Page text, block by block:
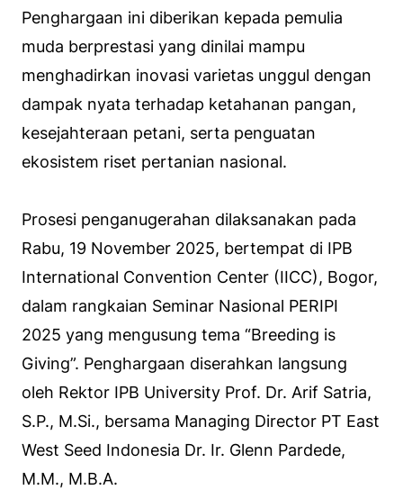
Penghargaan ini diberikan kepada pemulia
muda berprestasi yang dinilai mampu
menghadirkan inovasi varietas unggul dengan
dampak nyata terhadap ketahanan pangan,
kesejahteraan petani, serta penguatan
ekosistem riset pertanian nasional.
Prosesi penganugerahan dilaksanakan pada
Rabu, 19 November 2025, bertempat di IPB
International Convention Center (IICC), Bogor,
dalam rangkaian Seminar Nasional PERIPI
2025 yang mengusung tema “Breeding is
Giving”. Penghargaan diserahkan langsung
oleh Rektor IPB University Prof. Dr. Arif Satria,
S.P., M.Si., bersama Managing Director PT East
West Seed Indonesia Dr. Ir. Glenn Pardede,
M.M., M.B.A.